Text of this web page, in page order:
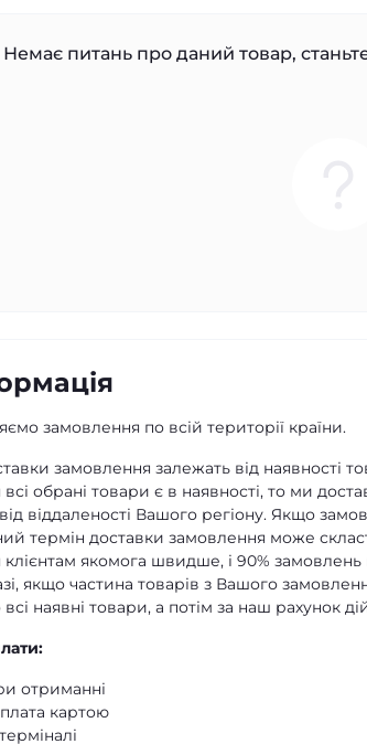
Немає питань про даний товар,
замовлення по всій території країни.
замовлення залежать від наявності
обрані товари є в наявності, то ми
віддаленості Вашого регіону. Якщо
термін доставки замовлення може
якомога швидше, і 90%
якщо частина товарів з Вашого
наявні товари, а потім за наш рахунок
отриманні
картою